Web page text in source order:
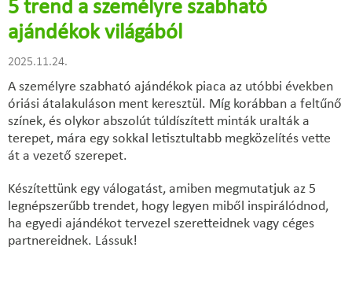
5 trend a személyre szabható
ajándékok világából
2025.11.24.
A személyre szabható ajándékok piaca az utóbbi években
óriási átalakuláson ment keresztül. Míg korábban a feltűnő
színek, és olykor abszolút túldíszített minták uralták a
terepet, mára egy sokkal letisztultabb megközelítés vette
át a vezető szerepet.
Készítettünk egy válogatást, amiben megmutatjuk az 5
legnépszerűbb trendet, hogy legyen miből inspirálódnod,
ha egyedi ajándékot tervezel szeretteidnek vagy céges
partnereidnek. Lássuk!